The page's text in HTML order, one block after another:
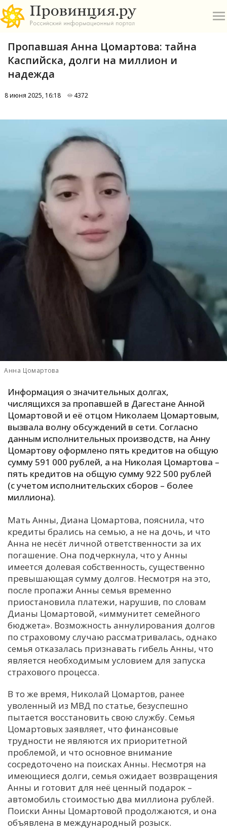
М
Н
Ч
Пропавшая Анна Цомартова: тайна
Каспийска, долги на миллион и
надежда
8 июня 2025, 16:18 4372
Анна Цомартова
Информация о значительных долгах,
числящихся за пропавшей в Дагестане Анной
Цомартовой и её отцом Николаем Цомартовым,
вызвала волну обсуждений в сети. Согласно
данным исполнительных производств, на Анну
Цомартову оформлено пять кредитов на общую
сумму 591 000 рублей, а на Николая Цомартова –
пять кредитов на общую сумму 922 500 рублей
(с учетом исполнительских сборов – более
миллиона).
Мать Анны, Диана Цомартова, пояснила, что
кредиты брались на семью, а не на дочь, и что
Анна не несёт личной ответственности за их
погашение. Она подчеркнула, что у Анны
имеется долевая собственность, существенно
превышающая сумму долгов. Несмотря на это,
после пропажи Анны семья временно
приостановила платежи, нарушив, по словам
Дианы Цомартовой, «иммунитет семейного
бюджета». Возможность аннулирования долгов
по страховому случаю рассматривалась, однако
семья отказалась признавать гибель Анны, что
является необходимым условием для запуска
страхового процесса.
В то же время, Николай Цомартов, ранее
уволенный из МВД по статье, безуспешно
пытается восстановить свою службу. Семья
Цомартовых заявляет, что финансовые
трудности не являются их приоритетной
проблемой, и что основное внимание
сосредоточено на поисках Анны. Несмотря на
имеющиеся долги, семья ожидает возвращения
Анны и готовит для неё ценный подарок –
автомобиль стоимостью два миллиона рублей.
Поиски Анны Цомартовой продолжаются, и она
объявлена в международный розыск.